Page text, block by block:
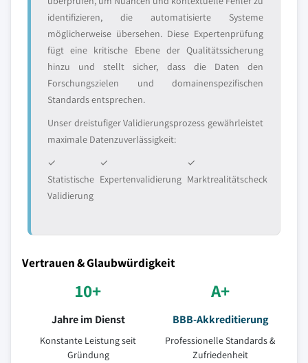
identifizieren, die automatisierte Systeme
möglicherweise übersehen. Diese Expertenprüfung
fügt eine kritische Ebene der Qualitätssicherung
hinzu und stellt sicher, dass die Daten den
Forschungszielen und domainenspezifischen
Standards entsprechen.
Unser dreistufiger Validierungsprozess gewährleistet
maximale Datenzuverlässigkeit:
✓
Statistische
Validierung
✓
Expertenvalidierung
✓
Marktrealitätscheck
Vertrauen & Glaubwürdigkeit
10+
Jahre im Dienst
Konstante Leistung seit
Gründung
A+
BBB-Akkreditierung
Professionelle Standards &
Zufriedenheit